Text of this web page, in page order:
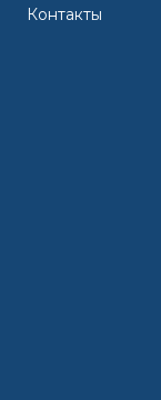
грунтовка
Контакты